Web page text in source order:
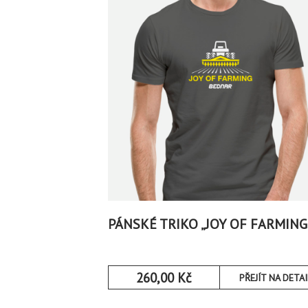
PÁNSKÉ TRIKO „JOY OF
260,00 Kč PŘEJÍT NA